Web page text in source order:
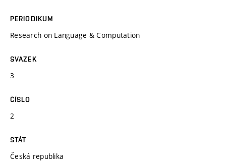
PERIODIKUM
Research on Language & Computation
SVAZEK
3
ČÍSLO
2
STÁT
Česká republika